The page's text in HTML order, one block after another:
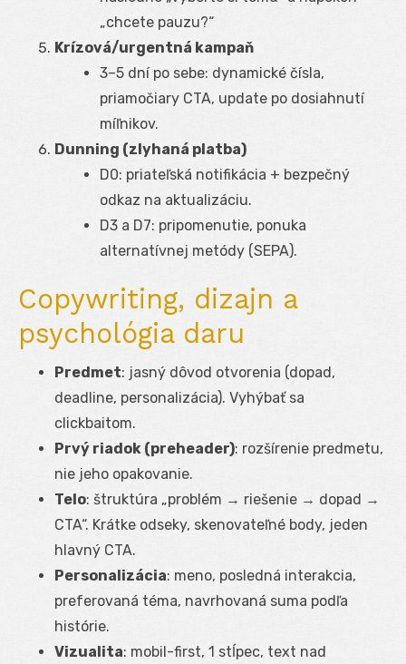
„chcete pauzu?“
Krízová/urgentná kampaň
3–5 dní po sebe: dynamické čísla,
priamočiary CTA, update po dosiahnutí
míľnikov.
Dunning (zlyhaná platba)
D0: priateľská notifikácia + bezpečný
odkaz na aktualizáciu.
D3 a D7: pripomenutie, ponuka
alternatívnej metódy (SEPA).
Copywriting, dizajn a
psychológia daru
Predmet: jasný dôvod otvorenia (dopad,
deadline, personalizácia). Vyhýbať sa
clickbaitom.
Prvý riadok (preheader): rozšírenie predmetu,
nie jeho opakovanie.
Telo: štruktúra „problém → riešenie → dopad →
CTA“. Krátke odseky, skenovateľné body, jeden
hlavný CTA.
Personalizácia: meno, posledná interakcia,
preferovaná téma, navrhovaná suma podľa
histórie.
Vizualita: mobil-first, 1 stĺpec, text nad